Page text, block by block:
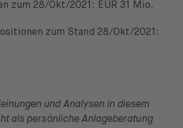
zum 28/Okt/2021: EUR 31 Mio.
zum Stand 28/Okt/2021:
und Analysen in diesem
als persönliche Anlageberatung